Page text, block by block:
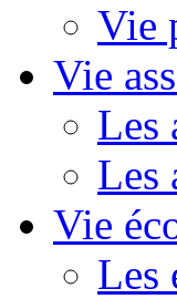
Vie
Vie
Les
Les
Vie
Les